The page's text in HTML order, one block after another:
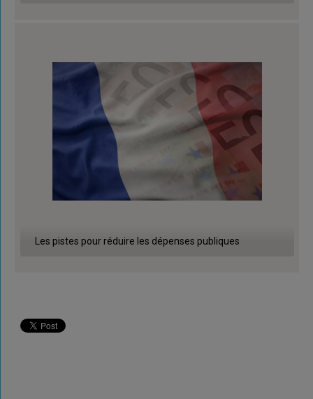
Les pistes pour réduire les dépenses publiques